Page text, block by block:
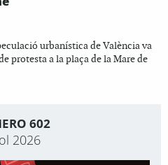
urbanística de València va
protesta a la plaça de la Mare de
602
2026